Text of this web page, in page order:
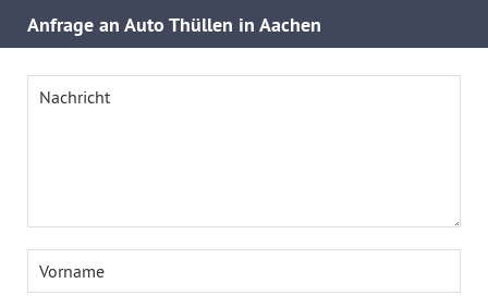
Anfrage an Auto Thüllen in Aachen
Nachricht
Vorname